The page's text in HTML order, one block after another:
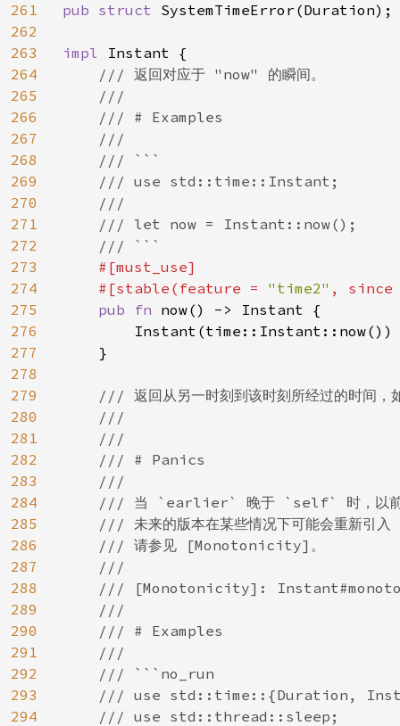
261
262
263
264
265
266
267
268
269
270
271
272
273
274
275
276
277
278
279
280
281
282
283
284
285
286
287
288
289
290
291
292
293
294
pub struct SystemTimeError(Duration);
impl Instant {
/// 返回对应于 "now" 的瞬间。
    ///
    /// # Examples
    ///
    /// ```
    /// use std::time::Instant;
    ///
    /// let now = Instant::now();
    /// ```
#[must_use]
    #[stable(feature =
"time2" ,
pub fn now() -> Instant {
        Instant(time::Instant::now())
    }
/// 返回从另一时刻到该时刻所经过的时间，
    ///
    ///
    /// # Panics
    ///
/// 当 `earlier` 晚于 `self` 时，以前
/// 未来的版本在某些情况下可能会重新引
    /// 请参见 [Monotonicity]。
    ///
/// [Monotonicity]:
    ///
    /// # Examples
    ///
    /// ```no_run
/// use std::time::{Duration,
    /// use std::thread::sleep;